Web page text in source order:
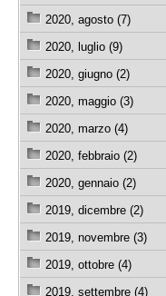
2020, agosto (7)
2020, luglio (9)
2020, giugno (2)
2020, maggio (3)
2020, marzo (4)
2020, febbraio (2)
2020, gennaio (2)
2019, dicembre (2)
2019, novembre (3)
2019, ottobre (4)
2019, settembre (4)